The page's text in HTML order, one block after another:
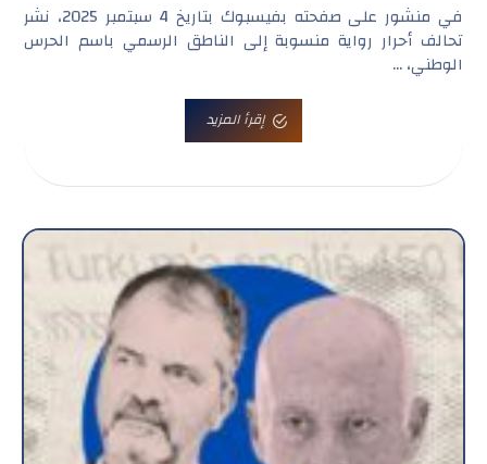
في منشور على صفحته بفيسبوك بتاريخ 4 سبتمبر 2025، نشر
تحالف أحرار رواية منسوبة إلى الناطق الرسمي باسم الحرس
الوطني، ...
إقرأ المزيد